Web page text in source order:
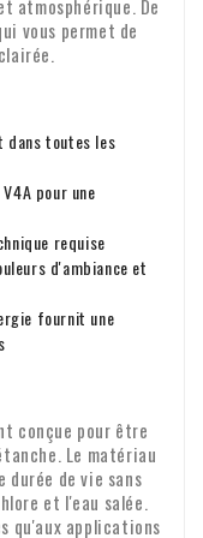
e-mail avec votre
photos des
à des fins
de transférer
sur la facture.
vérifié. Votre
nous contacter.
ou d'autres
e-mail :
atmosphérique. De
vous permet de
dans toutes les
pour une
requise
d'ambiance et
fournit une
conçue pour être
Le matériau
de vie sans
et l'eau salée.
qu'aux applications